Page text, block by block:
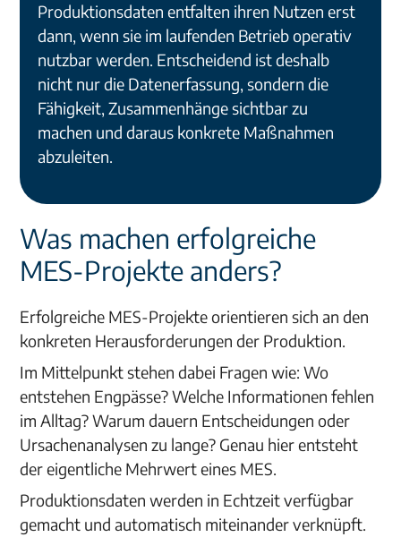
Produktionsdaten entfalten ihren Nutzen erst
dann, wenn sie im laufenden Betrieb operativ
nutzbar werden. Entscheidend ist deshalb
nicht nur die Datenerfassung, sondern die
Fähigkeit, Zusammenhänge sichtbar zu
machen und daraus konkrete Maßnahmen
abzuleiten.
Was machen erfolgreiche
MES-Projekte anders?
Erfolgreiche MES-Projekte orientieren sich an den
konkreten Herausforderungen der Produktion.
Im Mittelpunkt stehen dabei Fragen wie: Wo
entstehen Engpässe? Welche Informationen fehlen
im Alltag? Warum dauern Entscheidungen oder
Ursachenanalysen zu lange? Genau hier entsteht
der eigentliche Mehrwert eines MES.
Produktionsdaten werden in Echtzeit verfügbar
gemacht und automatisch miteinander verknüpft.